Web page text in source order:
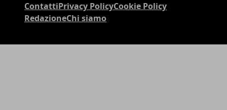
ContattiPrivacy PolicyCookie Policy
RedazioneChi siamo